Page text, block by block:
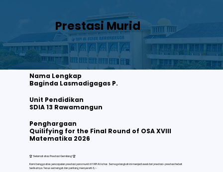
Baginda Lasmadigagas P.
Lihat selengkapnya
Prestasi Murid
Nama Lengkap
Baginda Lasmadigagas P.
Unit Pendidikan
SDIA 13 Rawamangun
Penghargaan
Quilifying for the Final Round of OSA XVIII
Matematika 2026
🏆 Selamat atas Prestasi Gemilang! 🏆
Kami bangga atas pencapaian prestasi para murid di YAPI Al Azhar. Semoga langkah ini menjadi awal dari prestasi-prestasi hebat
berikutnya. Terus semangat dan pantang menyerah! 💪✨